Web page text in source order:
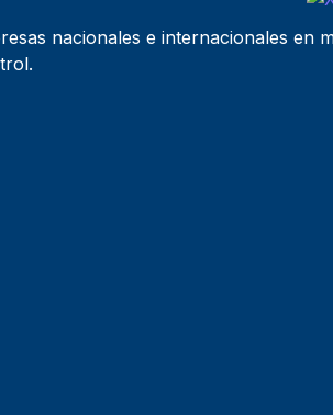
nacionales e internacionales